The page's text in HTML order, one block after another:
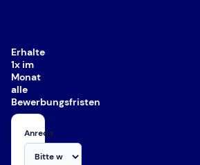
Erhalte
1x im
Monat
alle
Bewerbungsfristen
Anrede